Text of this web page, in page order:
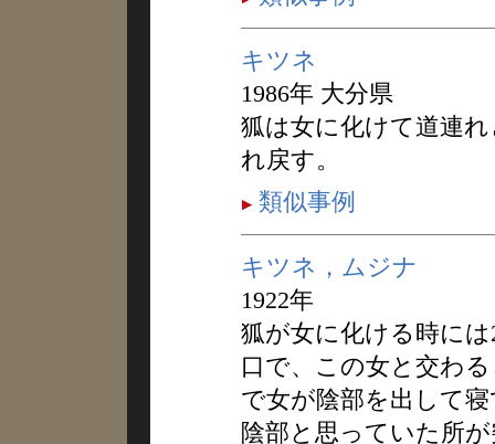
キツネ
1986年 大分県
狐は女に化けて道連
れ戻す。
類似事例
キツネ，ムジナ
1922年
狐が女に化ける時に
口で、この女と交わ
で女が陰部を出して
陰部と思っていた所